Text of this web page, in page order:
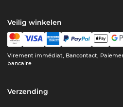
Veilig winkelen
Virement immédiat, Bancontact,
bancaire
Verzending